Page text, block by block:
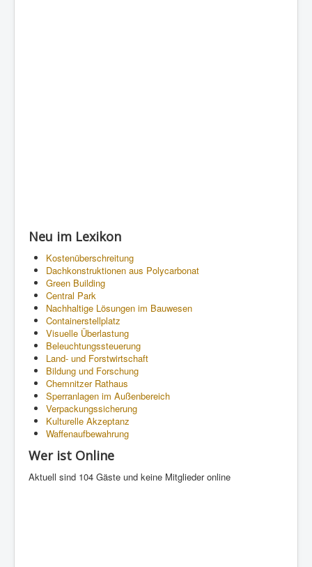
Neu im Lexikon
Kostenüberschreitung
Dachkonstruktionen aus Polycarbonat
Green Building
Central Park
Nachhaltige Lösungen im Bauwesen
Containerstellplatz
Visuelle Überlastung
Beleuchtungssteuerung
Land- und Forstwirtschaft
Bildung und Forschung
Chemnitzer Rathaus
Sperranlagen im Außenbereich
Verpackungssicherung
Kulturelle Akzeptanz
Waffenaufbewahrung
Wer ist Online
Aktuell sind 104 Gäste und keine Mitglieder online